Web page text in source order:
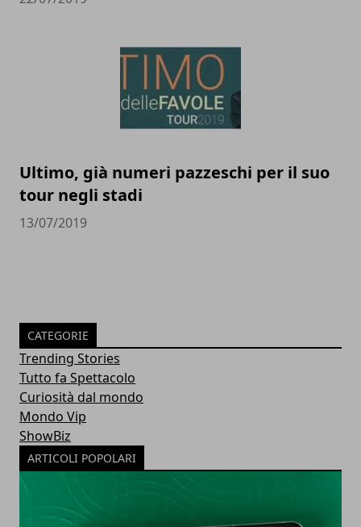
Ultimo, già numeri pazzeschi per il suo
tour negli stadi
13/07/2019
CATEGORIE
Trending Stories
Tutto fa Spettacolo
Curiosità dal mondo
Mondo Vip
ShowBiz
ARTICOLI POPOLARI